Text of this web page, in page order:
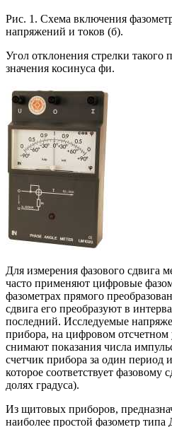
Рис. 1. Схема включения
напряжений и токов (б).
Угол отклонения стрелки такого
значения косинуса фи.
Для измерения фазового сдвига
часто применяют цифровые
фазометрах прямого
сдвига его преобразуют в
последний. Исследуемые
прибора, на цифровом отсчетном
снимают показания числа
счетчик прибора за один период
которое соответствует фазовому
долях градуса).
Из щитовых приборов,
наиболее простой фазометр